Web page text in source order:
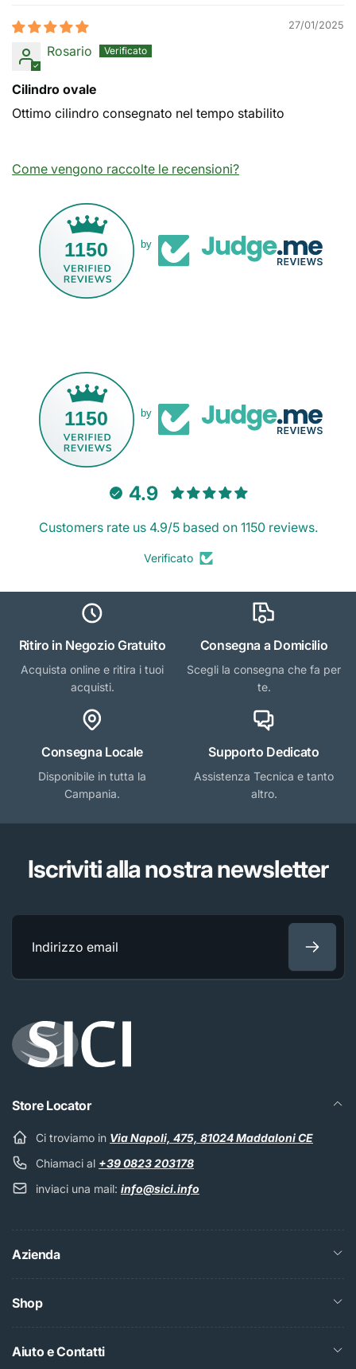
27/01/2025
Rosario
Cilindro ovale
Ottimo cilindro consegnato nel tempo stabilito
Come vengono raccolte le recensioni?
1150 by
1150 by
4.9
Customers rate us 4.9/5 based on 1150 reviews.
Verificato
Ritiro in Negozio Gratuito
Acquista online e ritira i tuoi
acquisti.
Consegna a Domicilio
Scegli la consegna che fa per
te.
Consegna Locale
Disponibile in tutta la
Campania.
Supporto Dedicato
Assistenza Tecnica e tanto
altro.
Iscriviti alla nostra newsletter
Indirizzo
Store Locator
Ci troviamo in Via Napoli, 475, 81024 Maddaloni CE
Chiamaci al +39 0823 203178
inviaci una mail: info@sici.info
Azienda
Shop
Aiuto e Contatti